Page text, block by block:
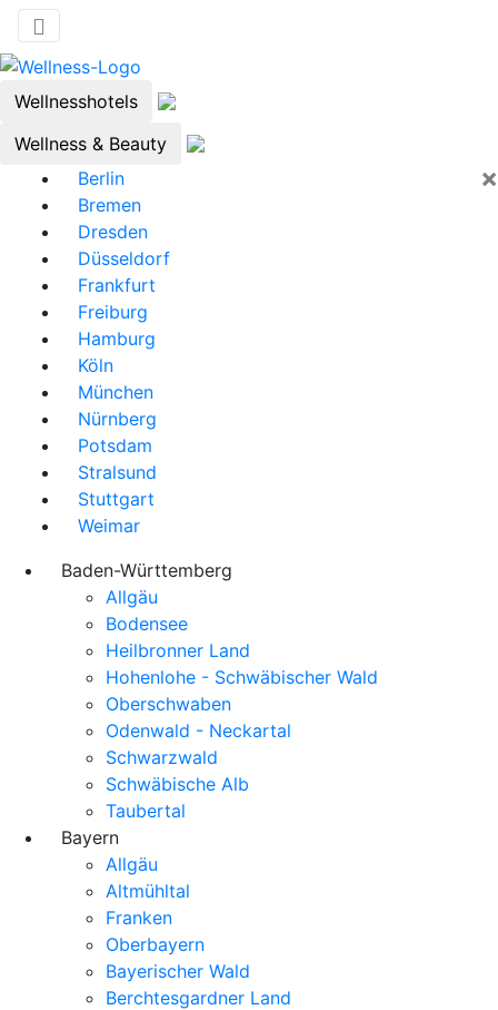
Wellnesshotels
Wellness & Beauty
×
Berlin
Bremen
Dresden
Düsseldorf
Frankfurt
Freiburg
Hamburg
Köln
München
Nürnberg
Potsdam
Stralsund
Stuttgart
Weimar
Baden-Württemberg
Allgäu
Bodensee
Heilbronner Land
Hohenlohe - Schwäbischer Wald
Oberschwaben
Odenwald - Neckartal
Schwarzwald
Schwäbische Alb
Taubertal
Bayern
Allgäu
Altmühltal
Franken
Oberbayern
Bayerischer Wald
Berchtesgardner Land